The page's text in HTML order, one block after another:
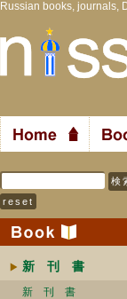
Russian books,
新 刊 書
新 刊 書